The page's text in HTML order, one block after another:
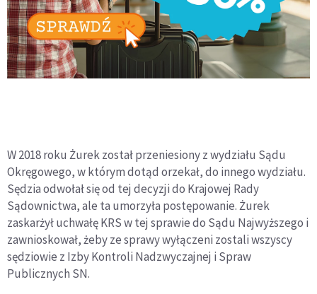
W 2018 roku Żurek został przeniesiony z wydziału Sądu
Okręgowego, w którym dotąd orzekał, do innego wydziału.
Sędzia odwołał się od tej decyzji do Krajowej Rady
Sądownictwa, ale ta umorzyła postępowanie. Żurek
zaskarżył uchwałę KRS w tej sprawie do Sądu Najwyższego i
zawnioskował, żeby ze sprawy wyłączeni zostali wszyscy
sędziowie z Izby Kontroli Nadzwyczajnej i Spraw
Publicznych SN.